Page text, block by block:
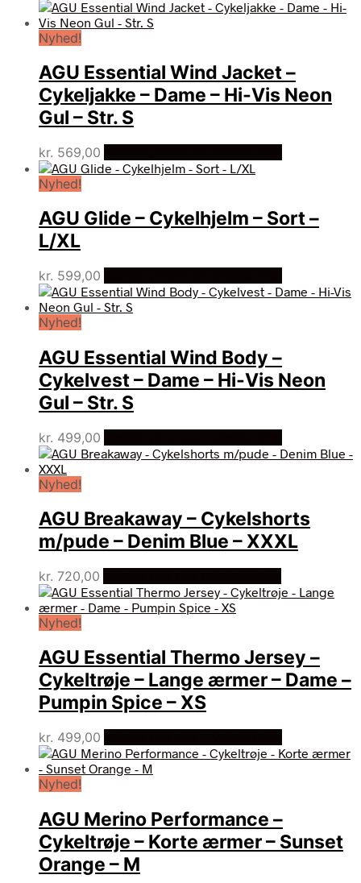
Nyhed!
AGU Essential Wind Jacket –
Cykeljakke – Dame – Hi-Vis Neon
Gul – Str. S
kr. 569,00
Nyhed!
AGU Glide – Cykelhjelm – Sort –
L/XL
kr. 599,00
Nyhed!
AGU Essential Wind Body –
Cykelvest – Dame – Hi-Vis Neon
Gul – Str. S
kr. 499,00
Nyhed!
AGU Breakaway – Cykelshorts
m/pude – Denim Blue – XXXL
kr. 720,00
Nyhed!
AGU Essential Thermo Jersey –
Cykeltrøje – Lange ærmer – Dame –
Pumpin Spice – XS
kr. 499,00
Nyhed!
AGU Merino Performance –
Cykeltrøje – Korte ærmer – Sunset
Orange – M